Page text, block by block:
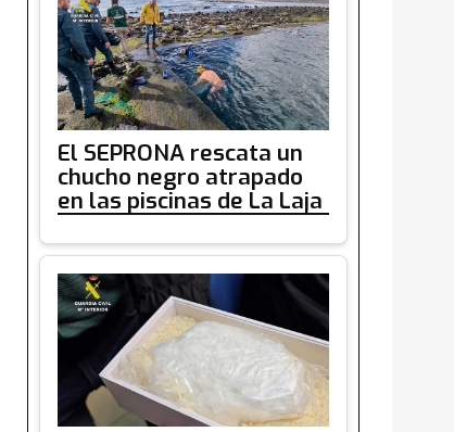
El SEPRONA rescata un
chucho negro atrapado
en las piscinas de La Laja